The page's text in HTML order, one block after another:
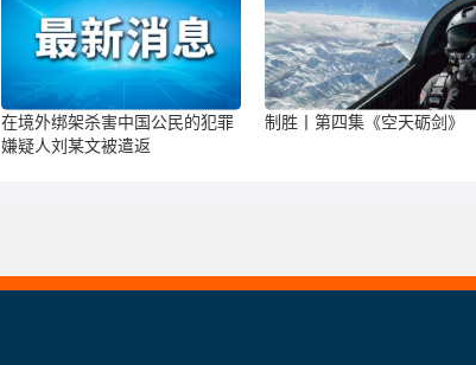
在境外绑架杀害中国公民的犯罪
嫌疑人刘某文被遣返
制胜丨第四集《空天砺剑》